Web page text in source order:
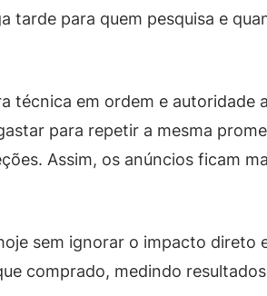
tarde para quem pesquisa e
técnica em ordem e autoridade
para repetir a mesma
Assim, os anúncios ficam
sem ignorar o impacto direto
comprado, medindo